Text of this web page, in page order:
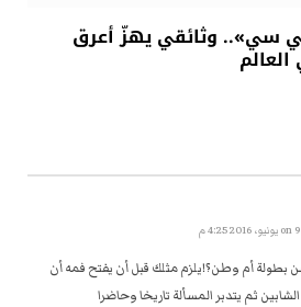
سي».. وثائقي يهزّ أعرق
9 يونيو، 2016 4:25 م
بطولة أم وطن؟!يلزم مثلك قبل أن يفتح فمه أن
ثم يتدبر المسألة تاريخا وحاضرا